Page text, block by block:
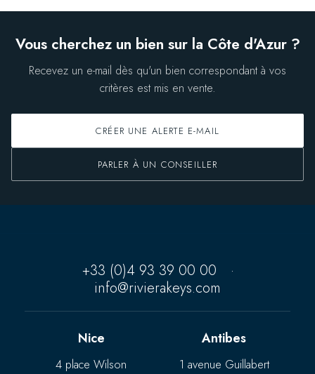
Vous cherchez un bien sur la Côte d'Azur ?
Recevez un e-mail dès qu'un bien correspondant à vos
critères est mis en vente.
CRÉER UNE ALERTE E-MAIL
PARLER À UN CONSEILLER
+33 (0)4 93 39 00 00
·
info@rivierakeys.com
Nice
4 place Wilson
Antibes
1 avenue Guillabert